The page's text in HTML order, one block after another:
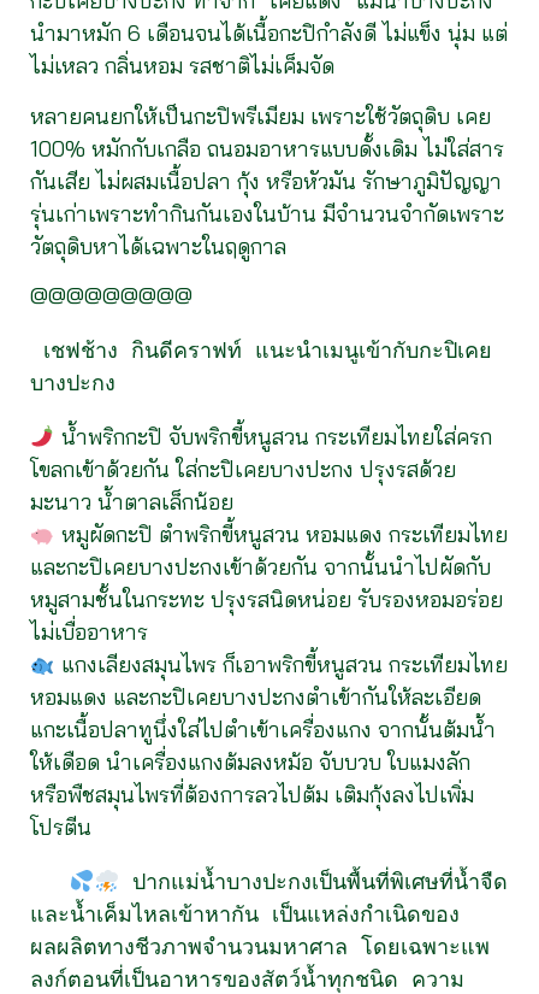
นำมาหมัก 6 เดือนจนได้เนื้อกะปิกำลังดี ไม่แข็ง นุ่ม แต่
ไม่เหลว กลิ่นหอม รสชาติไม่เค็มจัด
หลายคนยกให้เป็นกะปิพรีเมียม เพราะใช้วัตถุดิบ เคย
100% หมักกับเกลือ ถนอมอาหารแบบดั้งเดิม ไม่ใส่สาร
กันเสีย ไม่ผสมเนื้อปลา กุ้ง หรือหัวมัน รักษาภูมิปัญญา
รุ่นเก่าเพราะทำกินกันเองในบ้าน มีจำนวนจำกัดเพราะ
วัตถุดิบหาได้เฉพาะในฤดูกาล
@@@@@@@@@
บางปะกง
น้ำพริกกะปิ จับพริกขี้หนูสวน กระเทียมไทยใส่ครก
โขลกเข้าด้วยกัน ใส่กะปิเคยบางปะกง ปรุงรสด้วย
มะนาว น้ำตาลเล็กน้อย
หมูผัดกะปิ ตำพริกขี้หนูสวน หอมแดง กระเทียมไทย
และกะปิเคยบางปะกงเข้าด้วยกัน จากนั้นนำไปผัดกับ
หมูสามชั้นในกระทะ ปรุงรสนิดหน่อย รับรองหอมอร่อย
ไม่เบื่ออาหาร
แกงเลียงสมุนไพร ก็เอาพริกขี้หนูสวน กระเทียมไทย
หอมแดง และกะปิเคยบางปะกงตำเข้ากันให้ละเอียด
แกะเนื้อปลาทูนึ่งใส่ไปตำเข้าเครื่องแกง จากนั้นต้มน้ำ
ให้เดือด นำเครื่องแกงต้มลงหม้อ จับบวบ ใบแมงลัก
หรือพืชสมุนไพรที่ต้องการลวไปต้ม เติมกุ้งลงไปเพิ่ม
โปรตีน
ปากแม่น้ำบางปะกงเป็นพื้นที่พิเศษที่น้ำจืด
และน้ำเค็มไหลเข้าหากัน เป็นแหล่งกำเนิดของ
ผลผลิตทางชีวภาพจำนวนมหาศาล โดยเฉพาะแพ
ลงก์ตอนที่เป็นอาหารของสัตว์น้ำทุกชนิด ความ